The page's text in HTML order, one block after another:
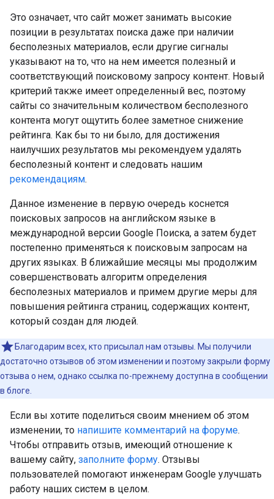
Это означает, что сайт может занимать высокие
позиции в результатах поиска даже при наличии
бесполезных материалов, если другие сигналы
указывают на то, что на нем имеется полезный и
соответствующий поисковому запросу контент. Новый
критерий также имеет определенный вес, поэтому
сайты со значительным количеством бесполезного
контента могут ощутить более заметное снижение
рейтинга. Как бы то ни было, для достижения
наилучших результатов мы рекомендуем удалять
бесполезный контент и следовать нашим
рекомендациям.
Данное изменение в первую очередь коснется
поисковых запросов на английском языке в
международной версии Google Поиска, а затем будет
постепенно применяться к поисковым запросам на
других языках. В ближайшие месяцы мы продолжим
совершенствовать алгоритм определения
бесполезных материалов и примем другие меры для
повышения рейтинга страниц, содержащих контент,
который создан для людей.
Благодарим всех, кто присылал нам отзывы. Мы получили
достаточно отзывов об этом изменении и поэтому закрыли форму
отзыва о нем, однако ссылка по-прежнему доступна в сообщении
в блоге.
Если вы хотите поделиться своим мнением об этом
изменении, то напишите комментарий на форуме.
Чтобы отправить отзыв, имеющий отношение к
вашему сайту, заполните форму. Отзывы
пользователей помогают инженерам Google улучшать
работу наших систем в целом.